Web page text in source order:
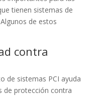
tienen sistemas de
de estos
contra
de sistemas PCI ayuda
de protección contra